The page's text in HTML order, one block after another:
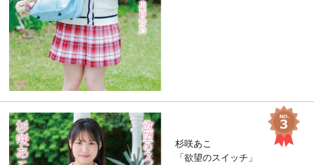
杉咲あこ
「欲望のスイッチ」